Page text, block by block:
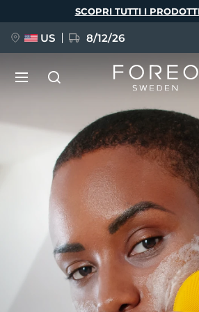
SCOPRI TUTTI I
US 8/12/26
I
NUOVO
FAQ™ Pure Beauty-Tech Elixir
BREAKING NEWS
issa™ Teeth Whitening Set
Lingua
English Deutsch
Français
Italiano
Svenska
Türkçe
简体中文